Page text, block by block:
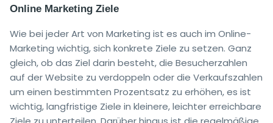
Online Marketing Ziele
Wie bei jeder Art von Marketing ist es auch im Online-
Marketing wichtig, sich konkrete Ziele zu setzen. Ganz
gleich, ob das Ziel darin besteht, die Besucherzahlen
auf der Website zu verdoppeln oder die Verkaufszahlen
um einen bestimmten Prozentsatz zu erhöhen, es ist
wichtig, langfristige Ziele in kleinere, leichter erreichbare